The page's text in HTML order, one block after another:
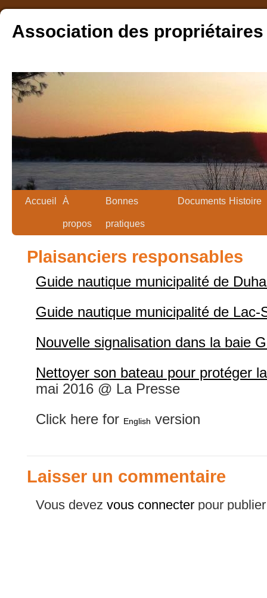
Association des
Accueil À
propos
Bonnes
pratiques
Documents Histoire
Plaisanciers responsables
Guide nautique municipalité de
Guide nautique municipalité de Lac-
Nouvelle signalisation dans la baie
Nettoyer son bateau pour protéger
mai 2016 @ La Presse
Click here for English version
Laisser un commentaire
Vous devez vous connecter pour